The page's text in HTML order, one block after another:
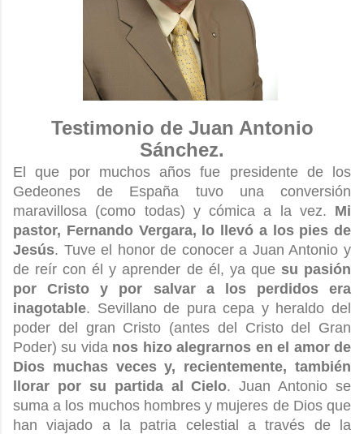
Testimonio de Juan Antonio
Sánchez.
El que por muchos años fue presidente de los
Gedeones de España tuvo una conversión
maravillosa (como todas) y cómica a la vez. Mi
pastor, Fernando Vergara, lo llevó a los pies de
Jesús. Tuve el honor de conocer a Juan Antonio y
de reír con él y aprender de él, ya que su pasión
por Cristo y por salvar a los perdidos era
inagotable. Sevillano de pura cepa y heraldo del
poder del gran Cristo (antes del Cristo del Gran
Poder) su vida nos hizo alegrarnos en el amor de
Dios muchas veces y, recientemente, también
llorar por su partida al Cielo. Juan Antonio se
suma a los muchos hombres y mujeres de Dios que
han viajado a la patria celestial a través de la